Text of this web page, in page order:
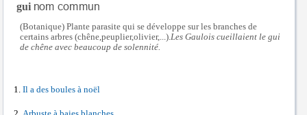
gui
(Botanique) Plante parasite qui se développe sur les branches de
certains arbres (chêne,peuplier,olivier,...).Les Gaulois cueillaient le gui
de chêne avec beaucoup de solennité.
Il a des boules à noël